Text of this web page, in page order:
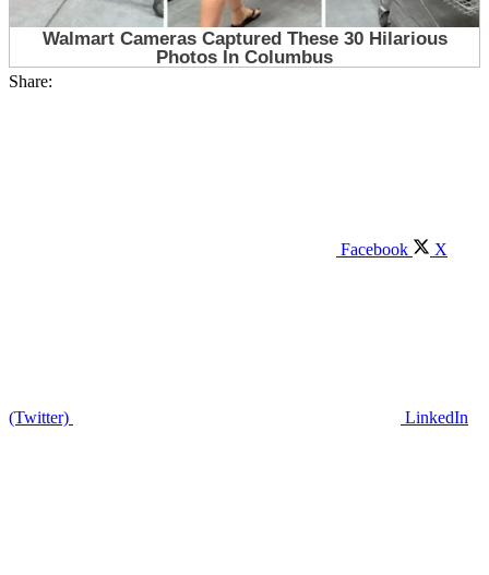
Share:
Facebook X
(Twitter) LinkedIn